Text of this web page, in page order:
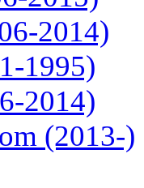
2014)
1995)
2014)
(2013-)